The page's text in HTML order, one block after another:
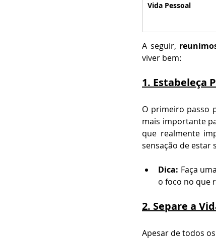
Vida Pessoal
A seguir,
viver bem:
1. Estabeleça
O primeiro passo
mais importante
que realmente
sensação de estar
Dica: Faça
o foco no que
2. Separe a
Apesar de todos